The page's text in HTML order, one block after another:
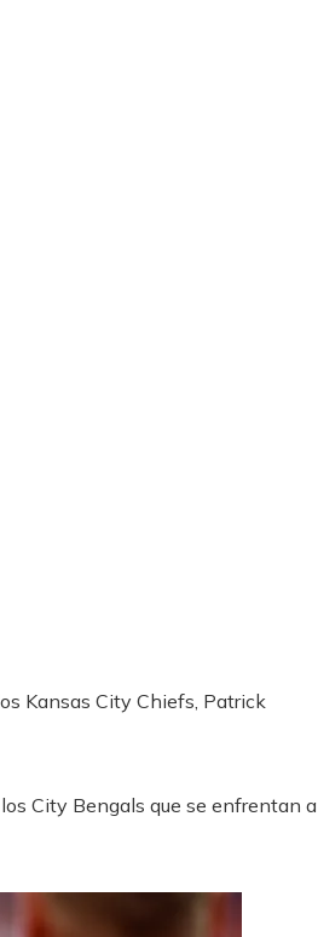
Kansas City Chiefs, Patrick
City Bengals que se enfrentan a